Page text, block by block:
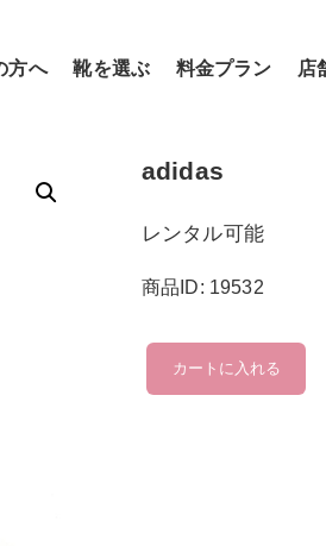
方へ 靴を選ぶ 料金プラン 店
adidas
レンタル可能
商品ID: 19532
adidas
個
カートに入れる